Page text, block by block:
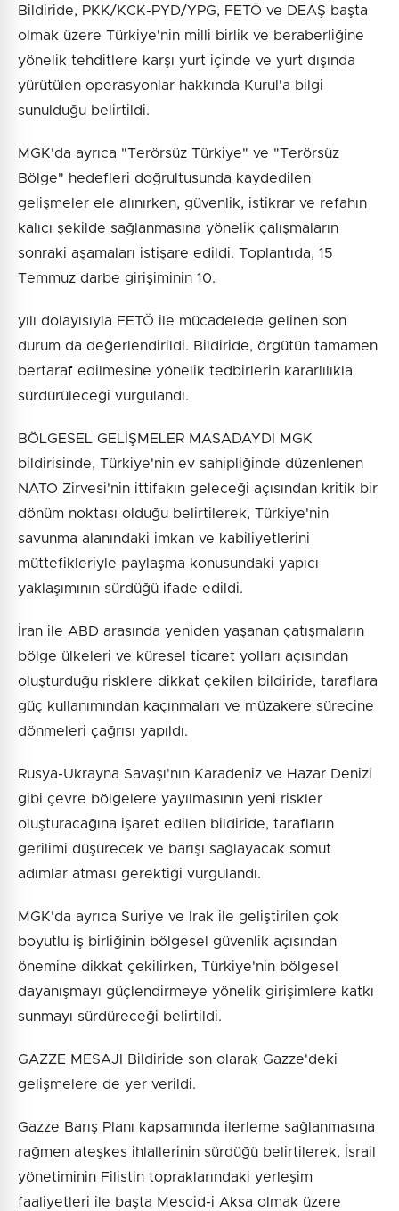
Bildiride, PKK/KCK-PYD/YPG, FETÖ ve DEAŞ başta
olmak üzere Türkiye'nin milli birlik ve beraberliğine
yönelik tehditlere karşı yurt içinde ve yurt dışında
yürütülen operasyonlar hakkında Kurul'a bilgi
sunulduğu belirtildi.
MGK'da ayrıca "Terörsüz Türkiye" ve "Terörsüz
Bölge" hedefleri doğrultusunda kaydedilen
gelişmeler ele alınırken, güvenlik, istikrar ve refahın
kalıcı şekilde sağlanmasına yönelik çalışmaların
sonraki aşamaları istişare edildi. Toplantıda, 15
Temmuz darbe girişiminin 10.
yılı dolayısıyla FETÖ ile mücadelede gelinen son
durum da değerlendirildi. Bildiride, örgütün tamamen
bertaraf edilmesine yönelik tedbirlerin kararlılıkla
sürdürüleceği vurgulandı.
BÖLGESEL GELİŞMELER MASADAYDI MGK
bildirisinde, Türkiye'nin ev sahipliğinde düzenlenen
NATO Zirvesi'nin ittifakın geleceği açısından kritik bir
dönüm noktası olduğu belirtilerek, Türkiye'nin
savunma alanındaki imkan ve kabiliyetlerini
müttefikleriyle paylaşma konusundaki yapıcı
yaklaşımının sürdüğü ifade edildi.
İran ile ABD arasında yeniden yaşanan çatışmaların
bölge ülkeleri ve küresel ticaret yolları açısından
oluşturduğu risklere dikkat çekilen bildiride, taraflara
güç kullanımından kaçınmaları ve müzakere sürecine
dönmeleri çağrısı yapıldı.
Rusya-Ukrayna Savaşı'nın Karadeniz ve Hazar Denizi
gibi çevre bölgelere yayılmasının yeni riskler
oluşturacağına işaret edilen bildiride, tarafların
gerilimi düşürecek ve barışı sağlayacak somut
adımlar atması gerektiği vurgulandı.
MGK'da ayrıca Suriye ve Irak ile geliştirilen çok
boyutlu iş birliğinin bölgesel güvenlik açısından
önemine dikkat çekilirken, Türkiye'nin bölgesel
dayanışmayı güçlendirmeye yönelik girişimlere katkı
sunmayı sürdüreceği belirtildi.
GAZZE MESAJI Bildiride son olarak Gazze'deki
gelişmelere de yer verildi.
Gazze Barış Planı kapsamında ilerleme sağlanmasına
rağmen ateşkes ihlallerinin sürdüğü belirtilerek, İsrail
yönetiminin Filistin topraklarındaki yerleşim
faaliyetleri ile başta Mescid-i Aksa olmak üzere